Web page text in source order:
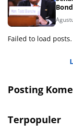
Failed to load posts.
Posting
Terpopuler